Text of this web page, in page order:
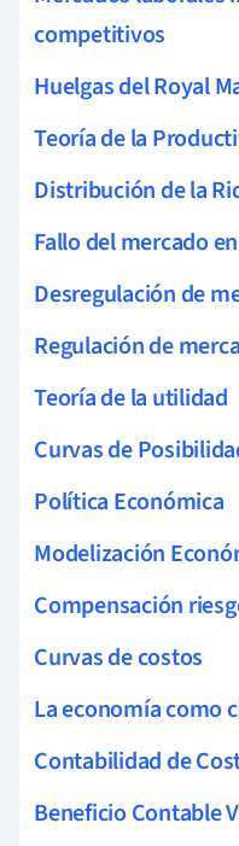
competitivos
Huelgas del Royal
Teoría de la
Distribución de la
Fallo del mercado
Desregulación de
Regulación de
Teoría de la utilidad
Curvas de
Política Económica
Modelización
Compensación
Curvas de costos
La economía como
Contabilidad de
Beneficio Contable